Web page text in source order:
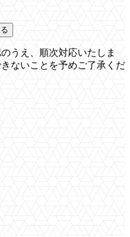
うえ、順次対応いたしま
ないことを予めご了承くだ